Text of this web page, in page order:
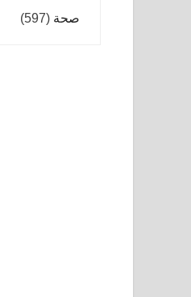
صحة (597)